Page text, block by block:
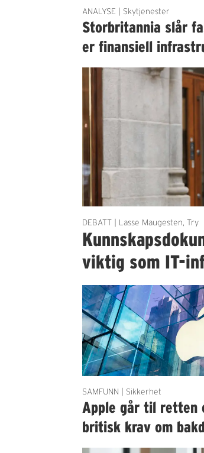
ANALYSE | Skytjenester
Storbritannia slår
er finansiell
DEBATT | Lasse Maugesten, Try
viktig som IT-
SAMFUNN | Sikkerhet
Apple går til
britisk krav om